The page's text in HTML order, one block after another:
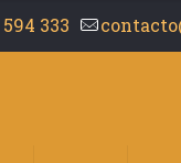
333